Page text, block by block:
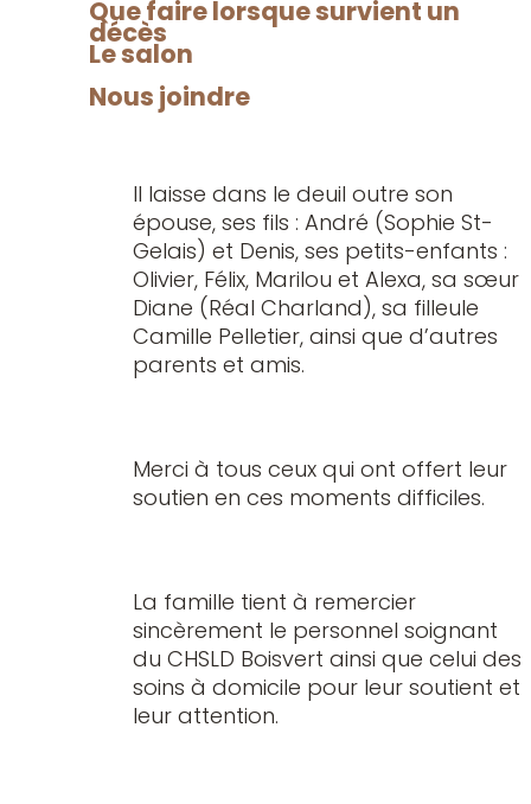
Que faire lorsque survient un
décès
Le salon
Nous joindre
dimanche 15 juin 2025, jour de la
Célébration, pour recevoir vos
condoléances.
Il laisse dans le deuil outre son
épouse, ses fils : André (Sophie St-
Gelais) et Denis, ses petits-enfants :
Olivier, Félix, Marilou et Alexa, sa sœur
Diane (Réal Charland), sa filleule
Camille Pelletier, ainsi que d’autres
parents et amis.
Merci à tous ceux qui ont offert leur
soutien en ces moments difficiles.
La famille tient à remercier
sincèrement le personnel soignant
du CHSLD Boisvert ainsi que celui des
soins à domicile pour leur soutient et
leur attention.